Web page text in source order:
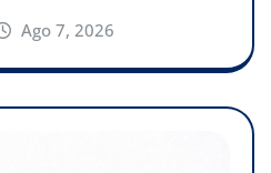
Ago 7, 2026